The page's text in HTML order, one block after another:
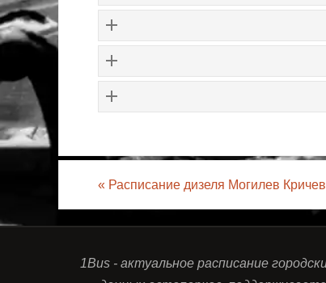
« Расписание дизеля Могилев
1Bus - актуальное расписание